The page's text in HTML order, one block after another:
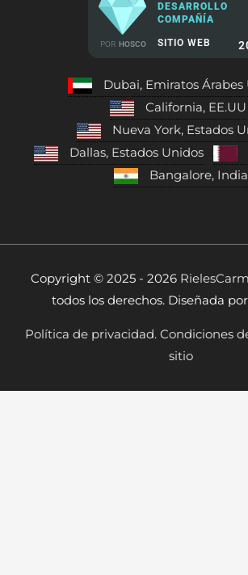
POR HOSCO
DESARROLLO
COMPAÑÍA
SITIO WEB
Dubai, Emiratos Árabes
California, EE.UU
Nueva York, Estados
Dallas, Estados Unidos
Bangalore, India
Copyright © 2025 - 2026
todos los derechos. Diseñada por
Política de privacidad. Condiciones
sitio